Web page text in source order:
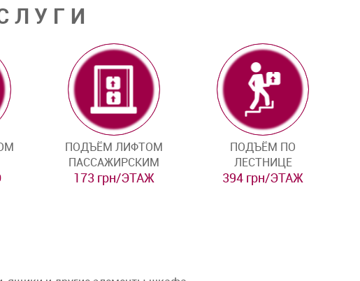
ПОДЪЁМ ЛИФТОМ
ПАССАЖИРСКИМ
173 грн/ЭТАЖ
ПОДЪЁМ ПО
ЛЕСТНИЦЕ
394 грн/ЭТАЖ